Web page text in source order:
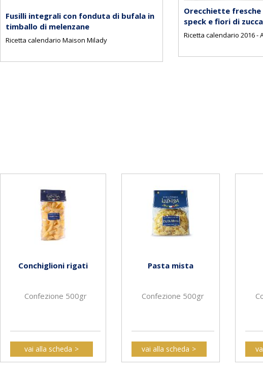
Fusilli integrali con fonduta di bufala in
timballo di melenzane
Ricetta calendario Maison Milady
Orecchiette fresche
speck e fiori di zucca
Ricetta calendario 2016 -
Conchiglioni rigati
Confezione 500gr
vai alla scheda
Pasta mista
Confezione 500gr
vai alla scheda